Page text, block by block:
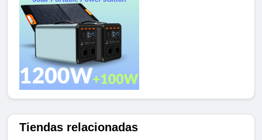
Tiendas relacionadas